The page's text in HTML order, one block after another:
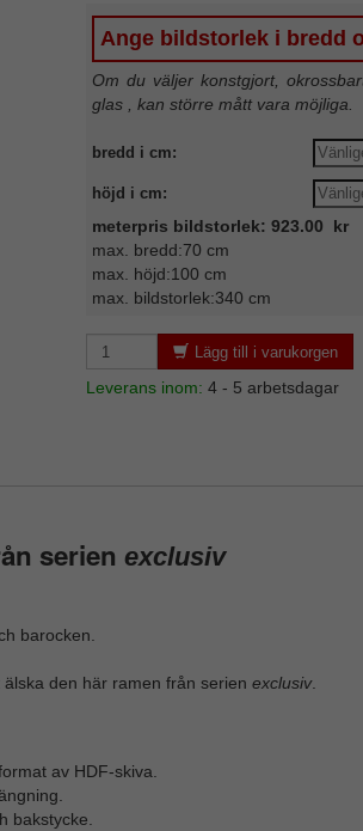
Ange bildstorlek i bredd
Om du väljer konstgjort,
glas , kan större mått vara möjliga.
bredd i cm:
höjd i cm:
meterpris bildstorlek: 923.00 kr
max. bredd:70 cm
max. höjd:100 cm
max. bildstorlek:340 cm
Lägg till i varukorgen
Leverans inom: 4 - 5 arbetsdagar
serien exclusiv
barocken.
den här ramen från serien exclusiv.
av HDF-skiva.
bakstycke.